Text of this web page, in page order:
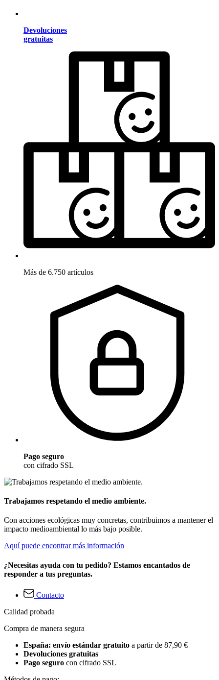
Devoluciones
gratuitas
Más de 6.750 artículos
Pago seguro
con cifrado SSL
Trabajamos respetando el medio ambiente.
Con acciones ecológicas muy concretas, contribuimos a mantener el
impacto medioambiental lo más bajo posible.
Aquí puede encontrar más información
¿Necesitas ayuda con tu pedido? Estamos encantados de
responder a tus preguntas.
Contacto
Calidad probada
Compra de manera segura
España: envío estándar gratuito a partir de 87,90 €
Devoluciones gratuitas
Pago seguro con cifrado SSL